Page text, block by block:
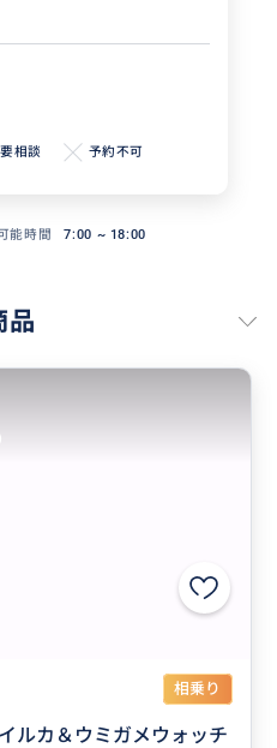
要相談 予約不可
能時間 7:00 ~ 18:00
品
相乗り
ルカ＆ウミガメウォッチ